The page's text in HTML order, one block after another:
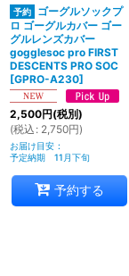
ゴーグルソックプ
ロ ゴーグルカバー ゴー
グルレンズカバー
gogglesoc pro FIRST
DESCENTS PRO SOC
[GPRO-A230]
2,500円(税別)
(税込 : 2,750円)
お届け目安 :
予定納期 11月下旬
予約する